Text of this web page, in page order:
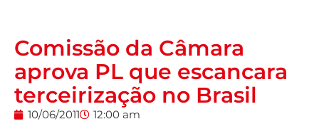
Comissão da Câmara
aprova PL que escancara
terceirização no Brasil
10/06/2011 12:00 am